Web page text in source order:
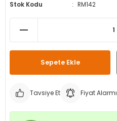
İç Lastikleri
Stok Kodu
RM142
Sepete Ekle
Tavsiye Et Fiyat Alarmı